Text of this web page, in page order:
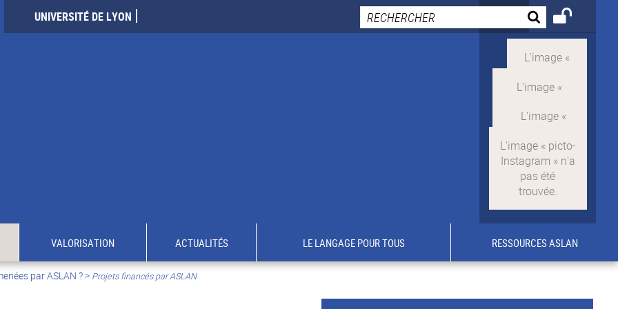
UNIVERSITÉ DE LYON
VALORISATION ACTUALITÉS LE LANGAGE POUR TOUS RESSOURCES ASLAN
par ASLAN ?> Projets financés par ASLAN